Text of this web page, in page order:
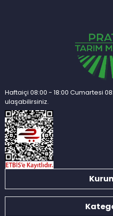
Haftaiçi 08:00 - 18:00 Cumartesi
ulaşabilirsiniz.